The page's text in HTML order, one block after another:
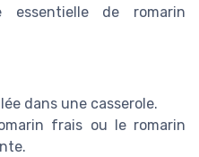
essentielle de romarin
dans une casserole.
frais ou le romarin